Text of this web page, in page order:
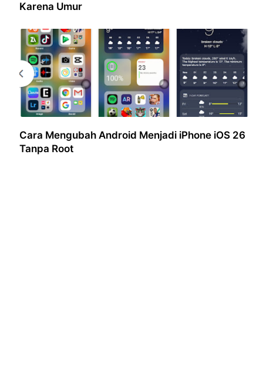
Karena Umur
Cara Mengubah Android Menjadi iPhone iOS 26
Tanpa Root